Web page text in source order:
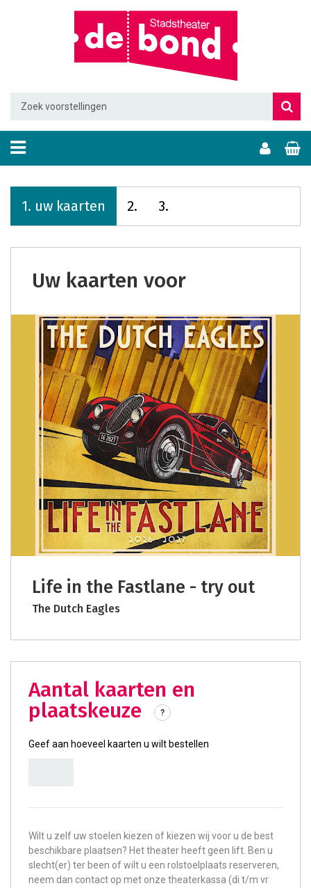
1. uw kaarten 2. 3.
uw kaarten voor
Life in the Fastlane - try out
The Dutch Eagles
aantal kaarten en
plaatskeuze
?
Geef aan hoeveel kaarten u wilt bestellen
Wilt u zelf uw stoelen kiezen of kiezen wij voor u de best
beschikbare plaatsen? Het theater heeft geen lift. Ben u
slecht(er) ter been of wilt u een rolstoelplaats reserveren,
neem dan contact op met onze theaterkassa (di t/m vr